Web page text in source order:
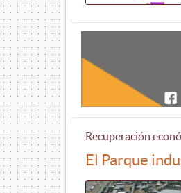
Recuperación
El Parque